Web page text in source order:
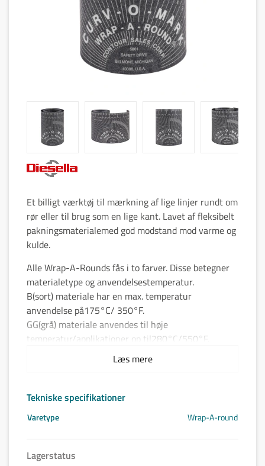
Et billigt værktøj til mærkning af lige linjer rundt om
rør eller til brug som en lige kant. Lavet af fleksibelt
pakningsmaterialemed god modstand mod varme og
kulde.
Alle Wrap-A-Rounds fås i to farver. Disse betegner
materialetype og anvendelsestemperatur.
B(sort) materiale har en max. temperatur
anvendelse på175°C/ 350°F.
GG(grå) materiale anvendes til høje
temperatur/applikationer op til280°C/550°F.
Begge materialetyper er asbestfrie.
metrisk skala, pitch højde, tangent diagram og andre
nyttige markeringer.
Læs mere
Tekniske specifikationer
Varetype Wrap-A-round
Lagerstatus